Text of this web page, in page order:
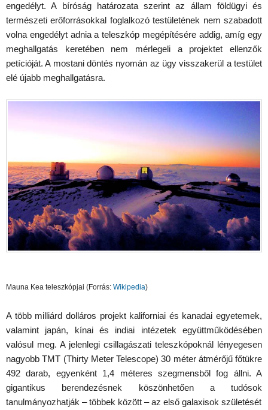
engedélyt. A bíróság határozata szerint az állam földügyi és
természeti erőforrásokkal foglalkozó testületének nem szabadott
volna engedélyt adnia a teleszkóp megépítésére addig, amíg egy
meghallgatás keretében nem mérlegeli a projektet ellenzők
petícióját. A mostani döntés nyomán az ügy visszakerül a testület
elé újabb meghallgatásra.
Mauna Kea teleszkópjai (Forrás: Wikipedia)
A több milliárd dolláros projekt kaliforniai és kanadai egyetemek,
valamint japán, kínai és indiai intézetek együttműködésében
valósul meg. A jelenlegi csillagászati teleszkópoknál lényegesen
nagyobb TMT (Thirty Meter Telescope) 30 méter átmérőjű főtükre
492 darab, egyenként 1,4 méteres szegmensből fog állni. A
gigantikus berendezésnek köszönhetően a tudósok
tanulmányozhatják – többek között – az első galaxisok születését